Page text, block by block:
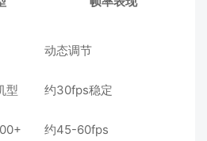
动态调节
型 约30fps稳定
约45-60fps